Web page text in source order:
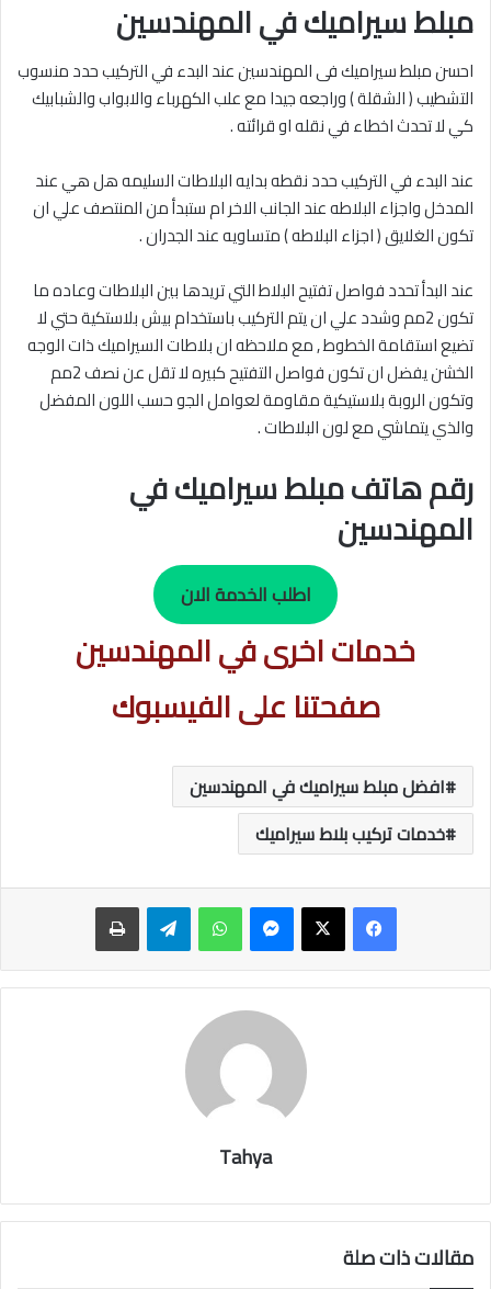
مبلط سيراميك في المهندسين
احسن مبلط سيراميك فى المهندسين عند البدء في التركيب حدد منسوب
التشطيب ( الشقلة ) وراجعه جيدا مع علب الكهرباء والابواب والشبابيك
كي لا تحدث اخطاء في نقله او قرائته .
عند البدء في التركيب حدد نقطه بدايه البلاطات السليمه هل هي عند
المدخل واجزاء البلاطه عند الجانب الاخر ام ستبدأ من المنتصف علي ان
تكون الغلايق ( اجزاء البلاطه ) متساويه عند الجدران .
عند البدأ تحدد فواصل تفتيح البلاط التي تريدها بين البلاطات وعاده ما
تكون 2مم وشدد علي ان يتم التركيب باستخدام بيش بلاستكية حتي لا
تضيع استقامة الخطوط , مع ملاحظه ان بلاطات السيراميك ذات الوجه
الخشن يفضل ان تكون فواصل التفتيح كبيره لا تقل عن نصف 2مم
وتكون الروبة بلاستيكية مقاومة لعوامل الجو حسب اللون المفضل
والذي يتماشي مع لون البلاطات .
رقم هاتف مبلط سيراميك في
المهندسين
اطلب الخدمة الان
خدمات اخرى في المهندسين
صفحتنا على الفيسبوك
افضل مبلط سيراميك في المهندسين
خدمات تركيب بلاط سيراميك
ماسنجر واتساب تيلقرام طباعة
Tahya
مقالات ذات صلة